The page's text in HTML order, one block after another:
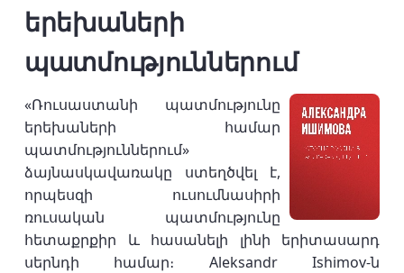
երեխաների
պատմություններում
«Ռուսաստանի պատմությունը
երեխաների համար
պատմություններում»
ձայնասկավառակը ստեղծվել է,
որպեսզի ուսումնասիրի
ռուսական պատմությունը
հետաքրքիր և հասանելի լինի երիտասարդ
սերնդի համար։ Aleksandr Ishimov-ն